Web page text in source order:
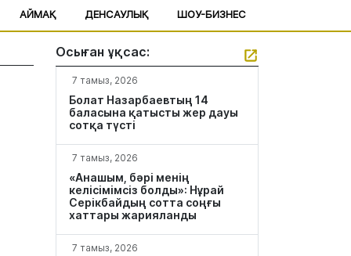
АЙМАҚ ДЕНСАУЛЫҚ ШОУ-БИЗНЕС
Осыған ұқсас:
7 тамыз, 2026
Болат Назарбаевтың 14
баласына қатысты жер дауы
сотқа түсті
7 тамыз, 2026
«Анашым, бәрі менің
келісімімсіз болды»: Нұрай
Серікбайдың сотта соңғы
хаттары жарияланды
7 тамыз, 2026